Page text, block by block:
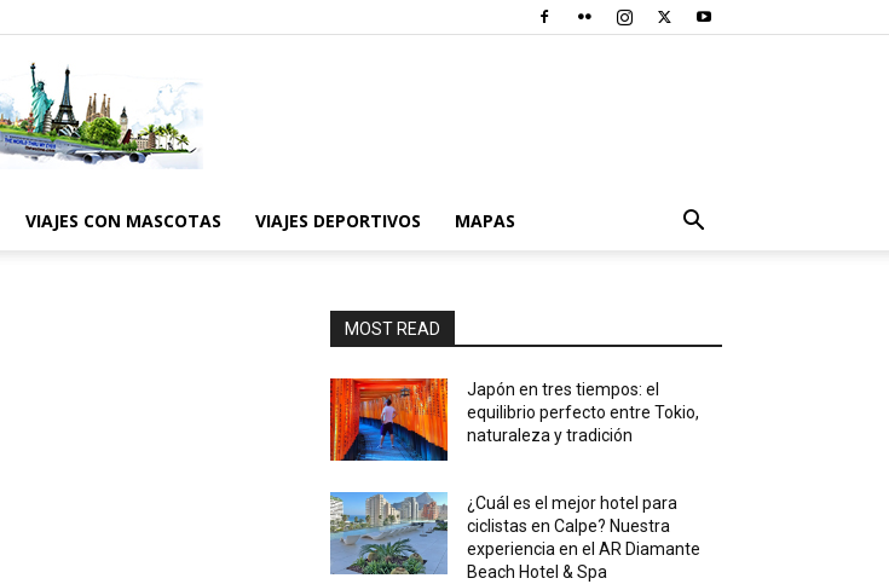
VIAJES CON MASCOTAS VIAJES DEPORTIVOS MAPAS
MOST READ
Japón en tres tiempos: el
equilibrio perfecto entre Tokio,
naturaleza y tradición
¿Cuál es el mejor hotel para
ciclistas en Calpe? Nuestra
experiencia en el AR Diamante
Beach Hotel & Spa